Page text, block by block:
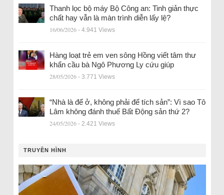
Thanh lọc bộ máy Bộ Công an: Tinh giản thực
chất hay vẫn là màn trình diễn lấy lệ?
16/06/2026 - 4.941 Views
Hàng loạt trẻ em ven sông Hồng viết tâm thư
khẩn cầu bà Ngô Phương Ly cứu giúp
28/05/2026 - 3.771 Views
“Nhà là để ở, không phải để tích sản”: Vì sao Tô
Lâm không đánh thuế Bất Động sản thứ 2?
24/05/2026 - 2.421 Views
TRUYỀN HÌNH